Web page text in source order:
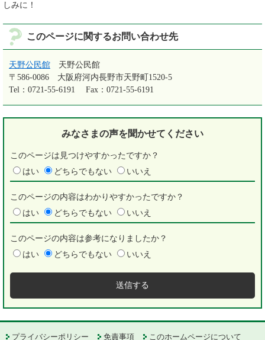
しみに！
このページに関するお問い合わせ先
天野公民館
天野公民館
〒586-0086
大阪府河内長野市天野町1520-5
Tel：0721-55-6191
Fax：0721-55-6191
みなさまの声を聞かせてください
このページは見つけやすかったですか？
はい
どちらでもない いいえ
このページの内容はわかりやすかったですか？
はい
どちらでもない いいえ
このページの内容は参考になりましたか？
はい
どちらでもない いいえ
プライバシーポリシー 免責事項 このホームページについて